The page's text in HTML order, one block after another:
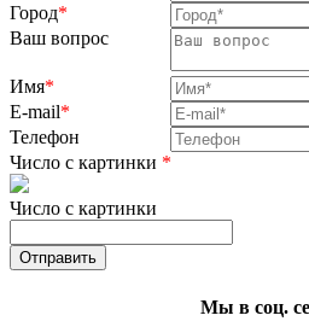
Город*
Ваш вопрос
Имя*
E-mail*
Телефон
Число с картинки *
Число с картинки
Мы в соц.